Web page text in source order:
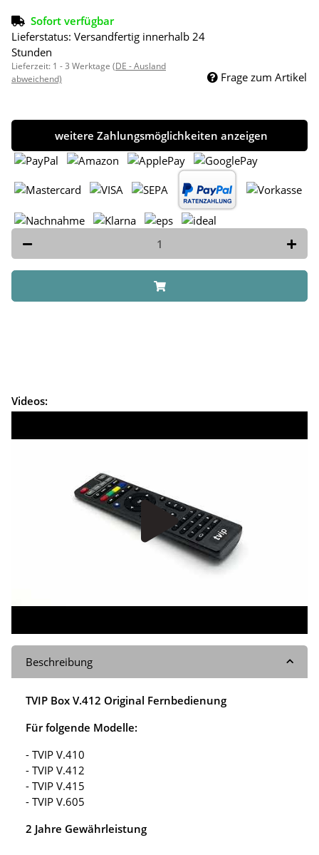
Sofort verfügbar
Lieferstatus: Versandfertig innerhalb 24
Stunden
Lieferzeit: 1 - 3 Werktage (DE - Ausland
abweichend)
Frage zum Artikel
weitere Zahlungsmöglichkeiten anzeigen
Videos:
Beschreibung
TVIP Box V.412 Original Fernbedienung
Für folgende Modelle:
- TVIP V.410
- TVIP V.412
- TVIP V.415
- TVIP V.605
2 Jahre Gewährleistung